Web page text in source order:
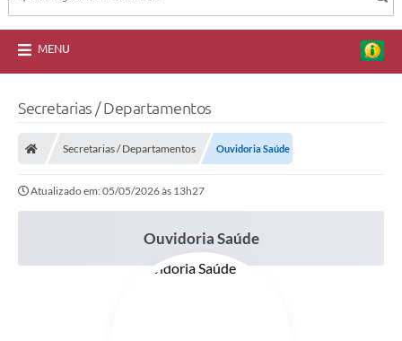
MENU
Secretarias / Departamentos
Secretarias / Departamentos Ouvidoria Saúde
Atualizado em: 05/05/2026 às 13h27
Ouvidoria Saúde